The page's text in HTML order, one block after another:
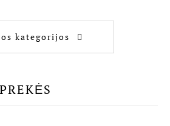
kategorijos